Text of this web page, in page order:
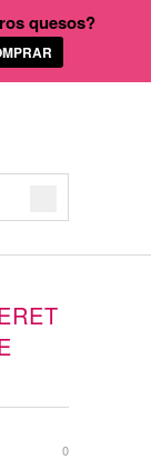
0
quesos?